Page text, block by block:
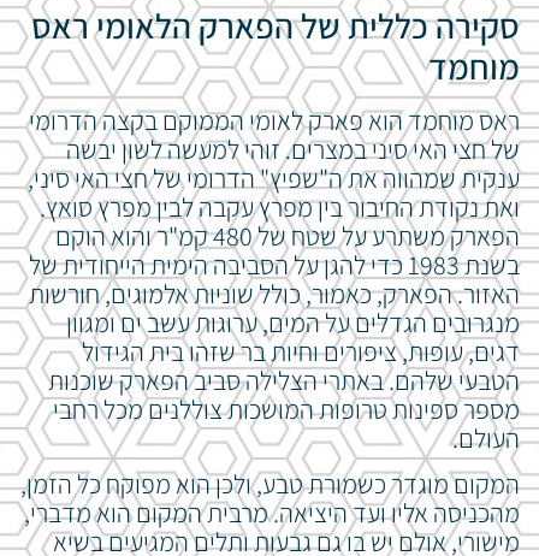
סקירה כללית של הפארק הלאומי ראס
מוחמד
ראס מוחמד הוא פארק לאומי הממוקם בקצה הדרומי
של חצי האי סיני במצרים. זוהי למעשה לשון יבשה
ענקית שמהווה את ה"שפיץ" הדרומי של חצי האי סיני,
ואת נקודת החיבור בין מפרץ עקבה לבין מפרץ סואץ.
הפארק משתרע על שטח של 480 קמ"ר והוא הוקם
בשנת 1983 כדי להגן על הסביבה הימית הייחודית של
האזור.הפארק, כאמור, כולל שוניות אלמוגים, חורשות
מנגרובים הגדלים על המים, ערוגות עשב ים ומגוון
דגים, עופות, ציפורים וחיות בר שזהו בית הגידול
הטבעי שלהם. באתרי הצלילה סביב הפארק שוכנות
מספרספינות טרופות המושכות צוללנים מכל רחבי
העולם.
המקום מוגדר כשמורת טבע, ולכן הוא מפוקח כל הזמן,
מהכניסה אליו ועד היציאה. מרבית המקום הוא מדברי,
מישורי, אולם יש בו גם גבעות ותלים המגיעים בשיא